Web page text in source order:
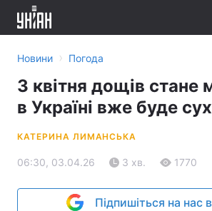
Новини › Погода
3 квітня дощів стане
в Україні вже буде
КАТЕРИНА ЛИМАНСЬКА
06:30, 03.04.26 3 хв. 1770
Підпишіться на нас